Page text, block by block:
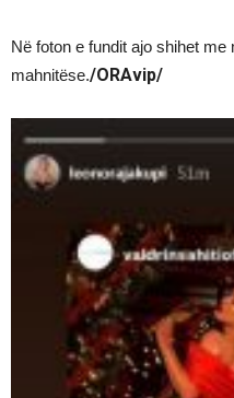
Në foton e fundit ajo shihet
mahnitëse./ORAvip/